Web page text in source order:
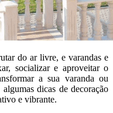
do ar livre, e varandas e
socializar e aproveitar o
a sua varanda ou
dicas de decoração
e vibrante.